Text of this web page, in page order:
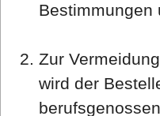
Bestimmungen
Zur
wird der